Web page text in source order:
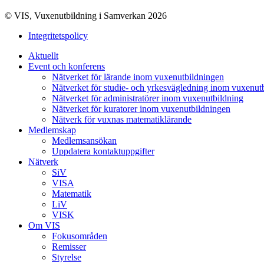
© VIS, Vuxenutbildning i Samverkan 2026
Integritetspolicy
Aktuellt
Event och konferens
Nätverket för lärande inom vuxenutbildningen
Nätverket för studie- och yrkesvägledning inom
Nätverket för administratörer inom vuxenutbildning
Nätverket för kuratorer inom vuxenutbildningen
Nätverk för vuxnas matematiklärande
Medlemskap
Medlemsansökan
Uppdatera kontaktuppgifter
Nätverk
SiV
VISA
Matematik
LiV
VISK
Om VIS
Fokusområden
Remisser
Styrelse